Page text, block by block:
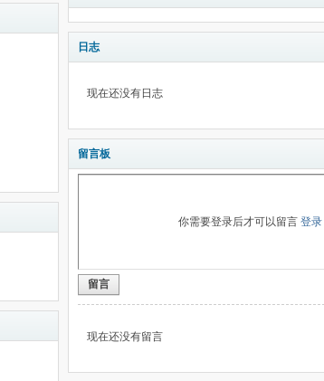
日志
现在还没有日志
留言板
你需要登录后才可以留言 登录|
留言
现在还没有留言